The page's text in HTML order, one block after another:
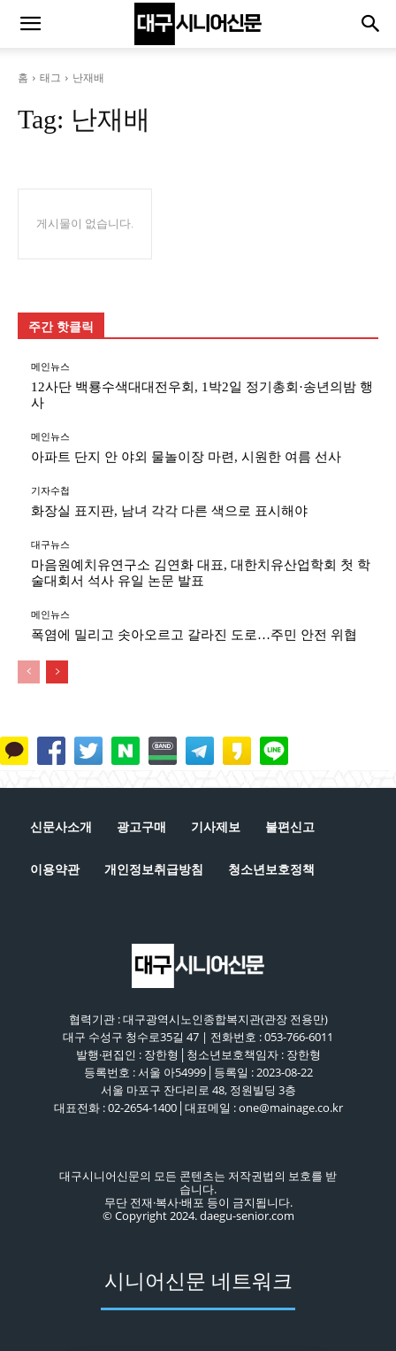
홈 태그 난재배
Tag: 난재배
게시물이 없습니다.
주간 핫클릭
메인뉴스
12사단 백룡수색대대전우회, 1박2일 정기총회·송년의밤 행
사
메인뉴스
아파트 단지 안 야외 물놀이장 마련, 시원한 여름 선사
기자수첩
화장실 표지판, 남녀 각각 다른 색으로 표시해야
대구뉴스
마음원예치유연구소 김연화 대표, 대한치유산업학회 첫 학
술대회서 석사 유일 논문 발표
메인뉴스
폭염에 밀리고 솟아오르고 갈라진 도로…주민 안전 위협
신문사소개 광고구매 기사제보 불편신고
이용약관 개인정보취급방침 청소년보호정책
협력기관 : 대구광역시노인종합복지관(관장 전용만)
대구 수성구 청수로35길 47 | 전화번호 : 053-766-6011
발행·편집인 : 장한형│청소년보호책임자 : 장한형
등록번호 : 서울 아54999│등록일 : 2023-08-22
서울 마포구 잔다리로 48, 정원빌딩 3층
대표전화 : 02-2654-1400│대표메일 : one@mainage.co.kr
대구시니어신문의 모든 콘텐츠는 저작권법의 보호를 받
습니다.
무단 전재·복사·배포 등이 금지됩니다.
© Copyright 2024. daegu-senior.com
시니어신문 네트워크